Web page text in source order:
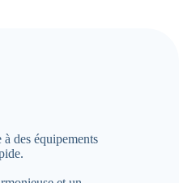
des équipements